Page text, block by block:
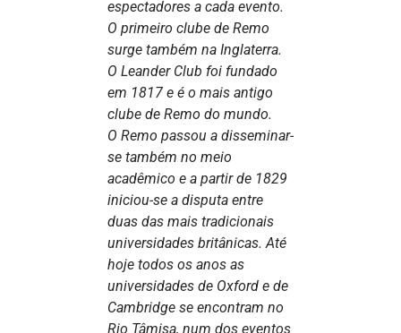
espectadores a cada evento.
O primeiro clube de Remo
surge também na Inglaterra.
O Leander Club foi fundado
em 1817 e é o mais antigo
clube de Remo do mundo.
O Remo passou a disseminar-
se também no meio
acadêmico e a partir de 1829
iniciou-se a disputa entre
duas das mais tradicionais
universidades britânicas. Até
hoje todos os anos as
universidades de Oxford e de
Cambridge se encontram no
Rio Tâmisa, num dos eventos